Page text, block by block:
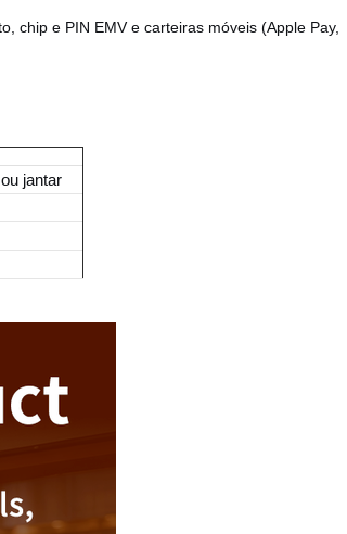
chip e PIN EMV e carteiras móveis (Apple Pay,
jantar